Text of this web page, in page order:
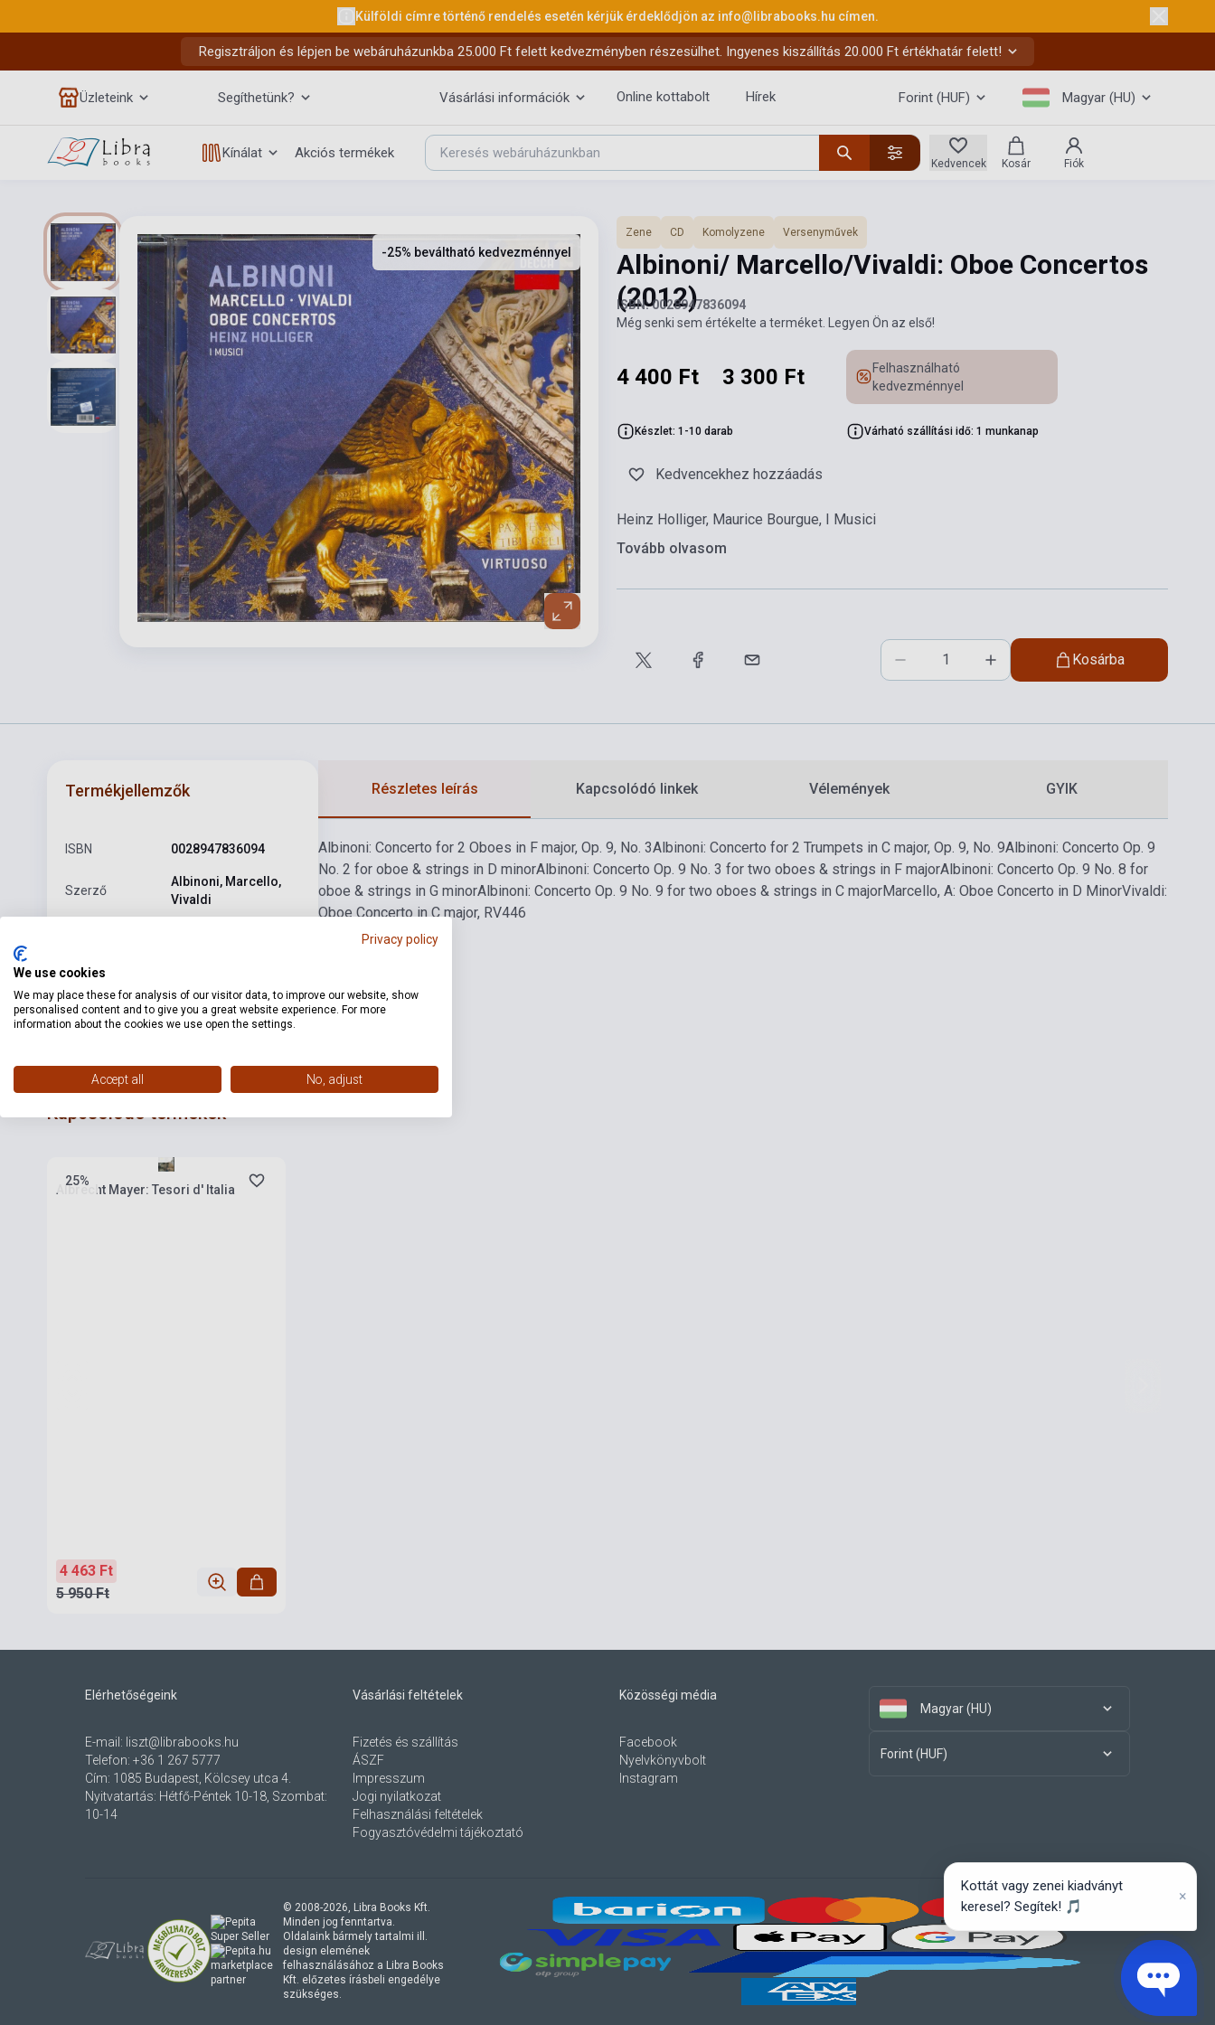
Külföldi címre történő rendelés esetén kérjük érdeklődjön az info@librabooks.hu címen.
Regisztráljon és lépjen be webáruházunkba 25.000 Ft felett kedvezményben részesülhet. Ingyenes kiszállítás 20.000 Ft értékhatár felett!
Üzleteink Segíthetünk? Vásárlási információk Online kottabolt Hírek Forint (HUF) Magyar (HU)
Kínálat Akciós termékek
Kedvencek Kosár Fiók
-25% beváltható kedvezménnyel
Zene CD Komolyzene Versenyművek
Albinoni/ Marcello/Vivaldi: Oboe Concertos
(2012)
ISBN: 0028947836094
Még senki sem értékelte a terméket. Legyen Ön az első!
4 400 Ft 3 300 Ft
Felhasználható
kedvezménnyel
Készlet: 1-10 darab Várható szállítási idő: 1 munkanap
Kedvencekhez hozzáadás
Heinz Holliger, Maurice Bourgue, I Musici
Tovább olvasom
Kosárba
Termékjellemzők
ISBN 0028947836094
Szerző
Albinoni, Marcello,
Vivaldi
Kiadási év
Formátum CD
Nyelv -
Részletes leírás Kapcsolódó linkek Vélemények GYIK
Albinoni: Concerto for 2 Oboes in F major, Op. 9, No. 3Albinoni: Concerto for 2 Trumpets in C major, Op. 9, No. 9Albinoni: Concerto Op. 9
No. 2 for oboe & strings in D minorAlbinoni: Concerto Op. 9 No. 3 for two oboes & strings in F majorAlbinoni: Concerto Op. 9 No. 8 for
oboe & strings in G minorAlbinoni: Concerto Op. 9 No. 9 for two oboes & strings in C majorMarcello, A: Oboe Concerto in D MinorVivaldi:
Oboe Concerto in C major, RV446
Kapcsolódó termékek
25%
Albrecht Mayer: Tesori d' Italia
4 463 Ft
5 950 Ft
Elérhetőségeink
E-mail: liszt@librabooks.hu
Telefon: +36 1 267 5777
Cím: 1085 Budapest, Kölcsey utca 4.
Nyitvatartás: Hétfő-Péntek 10-18, Szombat:
10-14
Vásárlási feltételek
Fizetés és szállítás
ÁSZF
Impresszum
Jogi nyilatkozat
Felhasználási feltételek
Fogyasztóvédelmi tájékoztató
Közösségi média
Facebook
Nyelvkönyvbolt
Instagram
Magyar (HU)
Forint (HUF)
© 2008-2026, Libra Books Kft.
Minden jog fenntartva.
Oldalaink bármely tartalmi ill.
design elemének
felhasználásához a Libra Books
Kft. előzetes írásbeli engedélye
szükséges.
marketplace
partner
Privacy policy
We use cookies
We may place these for analysis of our visitor data, to improve our website, show
personalised content and to give you a great website experience. For more
information about the cookies we use open the settings.
Accept all No, adjust
Kottát vagy zenei kiadványt
keresel? Segítek! 🎵
×